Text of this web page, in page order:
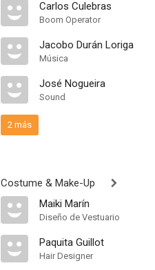
Carlos Culebras
Boom Operator
Jacobo Durán Loriga
Música
José Nogueira
Sound
2 más
Costume & Make-Up
Maiki Marín
Diseño de Vestuario
Paquita Guillot
Hair Designer